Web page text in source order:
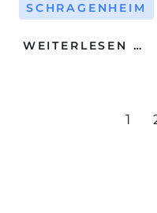
SCHRAGENHEIM
WEITERLESEN …
1